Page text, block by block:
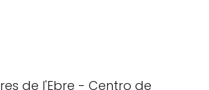
de l'Ebre - Centro de